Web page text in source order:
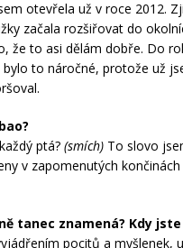
otevřela už v roce 2012.
začala rozšiřovat do
že to asi dělám dobře. Do
to náročné, protože už
ptá?(smích) To slovo
v zapomenutých
tanec znamená? Kdy
pocitů a myšlenek,